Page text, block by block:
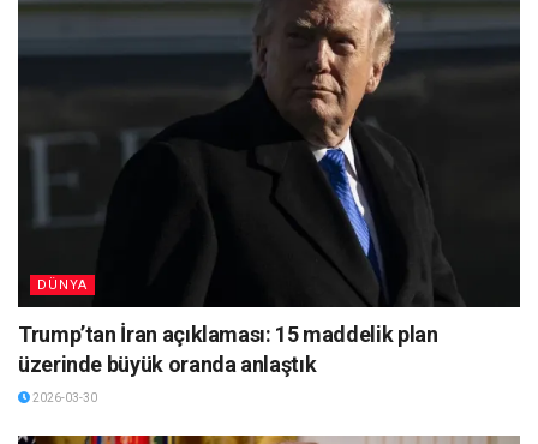
DÜNYA
Trump’tan İran açıklaması: 15 maddelik plan
üzerinde büyük oranda anlaştık
2026-03-30